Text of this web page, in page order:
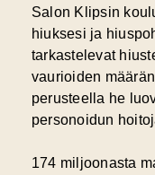
Salon Klipsin
hiuksesi ja
tarkastelevat
vaurioiden
perusteella he
personoidun
174 miljoonasta